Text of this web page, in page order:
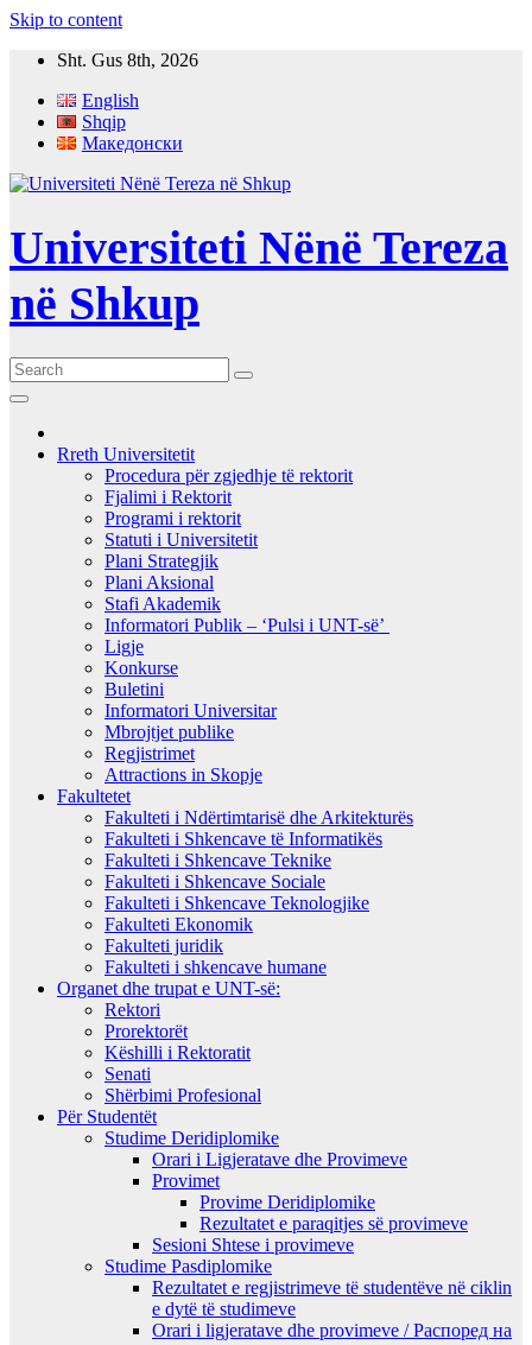
Skip to content
Sht. Gus 8th, 2026
English
Shqip
Македонски
Universiteti Nënë Tereza
në Shkup
Rreth Universitetit
Procedura për zgjedhje të rektorit
Fjalimi i Rektorit
Programi i rektorit
Statuti i Universitetit
Plani Strategjik
Plani Aksional
Stafi Akademik
Informatori Publik – ‘Pulsi i UNT-së’
Ligje
Konkurse
Buletini
Informatori Universitar
Mbrojtjet publike
Regjistrimet
Attractions in Skopje
Fakultetet
Fakulteti i Ndërtimtarisë dhe Arkitekturës
Fakulteti i Shkencave të Informatikës
Fakulteti i Shkencave Teknike
Fakulteti i Shkencave Sociale
Fakulteti i Shkencave Teknologjike
Fakulteti Ekonomik
Fakulteti juridik
Fakulteti i shkencave humane
Organet dhe trupat e UNT-së:
Rektori
Prorektorët
Këshilli i Rektoratit
Senati
Shërbimi Profesional
Për Studentët
Studime Deridiplomike
Orari i Ligjeratave dhe Provimeve
Provimet
Provime Deridiplomike
Rezultatet e paraqitjes së provimeve
Sesioni Shtese i provimeve
Studime Pasdiplomike
Rezultatet e regjistrimeve të studentëve në ciklin
e dytë të studimeve
Orari i ligjeratave dhe provimeve / Распоред на